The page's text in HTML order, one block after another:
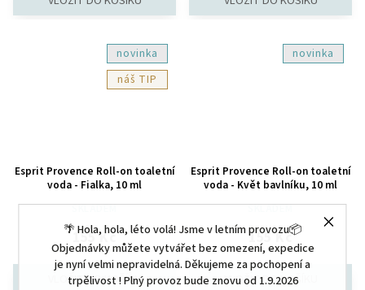
🌴 Hola, hola, léto volá! Jsme v letním provozu📦
Objednávky můžete vytvářet bez omezení, expedice
je nyní velmi nepravidelná. Děkujeme za pochopení a
trpělivost ! Plný provoz bude znovu od 1.9.2026
novinka
TIP
Esprit Provence Roll-on toaletní
voda - Fialka, 10 ml
SKLADEM
155 Kč
novinka
Esprit Provence Roll-on toaletní
voda - Květ bavlníku, 10 ml
SKLADEM
155 Kč